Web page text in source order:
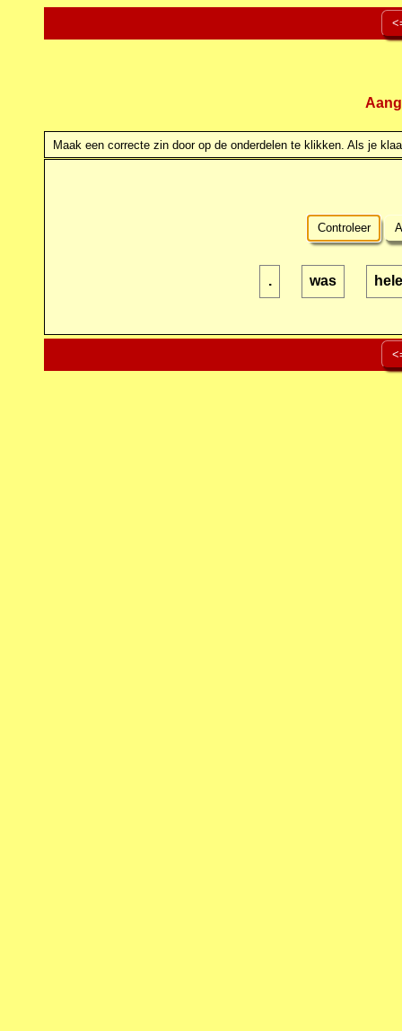
Maak een correcte zin door op de onderdelen te klikken. Als je
Controleer
. was